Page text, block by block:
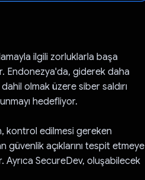
ilgili zorluklarla başa
Endonezya'da, giderek daha
olmak üzere siber saldırı
hedefliyor.
kontrol edilmesi gereken
açıklarını tespit etmeye
Ayrıca SecureDev, oluşabilecek